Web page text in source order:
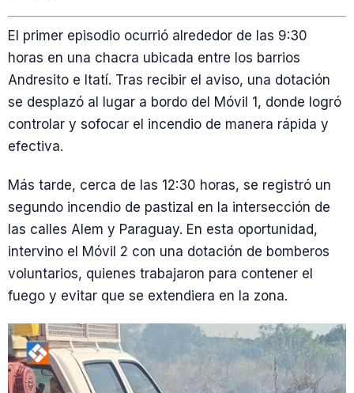
El primer episodio ocurrió alrededor de las 9:30
horas en una chacra ubicada entre los barrios
Andresito e Itatí. Tras recibir el aviso, una dotación
se desplazó al lugar a bordo del Móvil 1, donde logró
controlar y sofocar el incendio de manera rápida y
efectiva.
Más tarde, cerca de las 12:30 horas, se registró un
segundo incendio de pastizal en la intersección de
las calles Alem y Paraguay. En esta oportunidad,
intervino el Móvil 2 con una dotación de bomberos
voluntarios, quienes trabajaron para contener el
fuego y evitar que se extendiera en la zona.